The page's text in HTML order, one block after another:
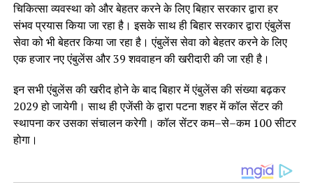
चिकित्सा व्यवस्था को और बेहतर करने के लिए बिहार सरकार द्वारा हर
संभव प्रयास किया जा रहा है। इसके साथ ही बिहार सरकार द्वारा एंबुलेंस
सेवा को भी बेहतर किया जा रहा है। एंबुलेंस सेवा को बेहतर करने के लिए
एक हजार नए एंबुलेंस और 39 शववाहन की खरीदारी की जा रही है।
इन सभी एंबुलेंस की खरीद होने के बाद बिहार में एंबुलेंस की संख्या बढ़कर
2029 हो जायेगी। साथ ही एजेंसी के द्वारा पटना शहर में कॉल सेंटर की
स्थापना कर उसका संचालन करेगी। कॉल सेंटर कम–से–कम 100 सीटर
होगा।